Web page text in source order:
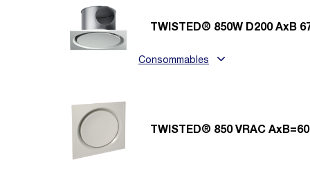
TWISTED® 850W D200 AxB
Consommables
TWISTED® 850 VRAC